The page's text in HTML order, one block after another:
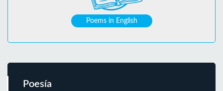
Poems in English
Poesía